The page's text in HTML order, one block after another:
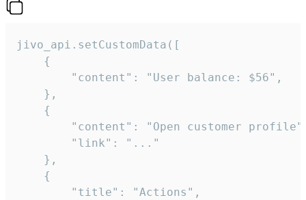
jivo_api.setCustomData([
    {
        "content": "User balance: $56",
    },
    {
"content": "Open customer
        "link": "..."
    },
    {
        "title": "Actions",